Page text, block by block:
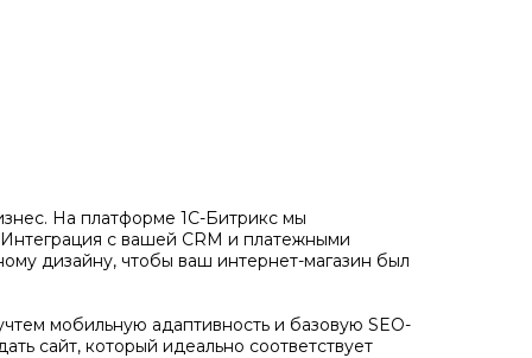
На платформе 1С-Битрикс мы
с вашей CRM и платежными
дизайну, чтобы ваш интернет-магазин был
мобильную адаптивность и базовую SEO-
сайт, который идеально соответствует